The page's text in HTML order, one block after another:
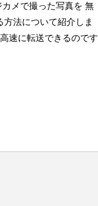
メで撮った写真を 無
法について紹介しま
速に転送できるのです